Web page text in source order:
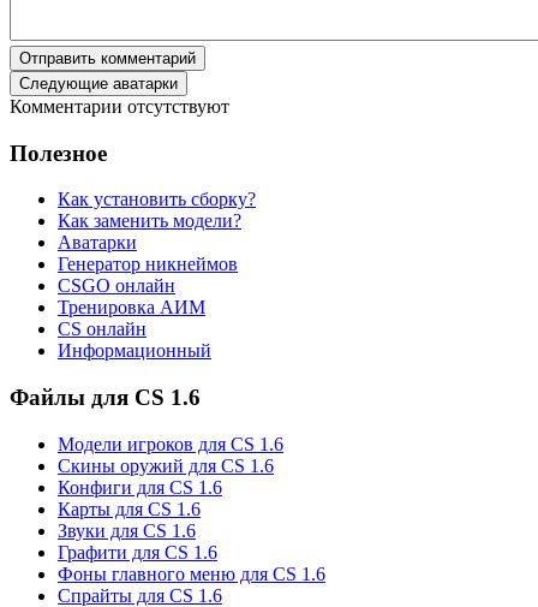
Отправить комментарий
Следующие аватарки
Комментарии отсутствуют
Полезное
Как установить сборку?
Как заменить модели?
Аватарки
Генератор никнеймов
CSGO онлайн
Тренировка АИМ
CS онлайн
Информационный
Файлы для CS 1.6
Модели игроков для CS 1.6
Скины оружий для CS 1.6
Конфиги для CS 1.6
Карты для CS 1.6
Звуки для CS 1.6
Графити для CS 1.6
Фоны главного меню для CS 1.6
Спрайты для CS 1.6